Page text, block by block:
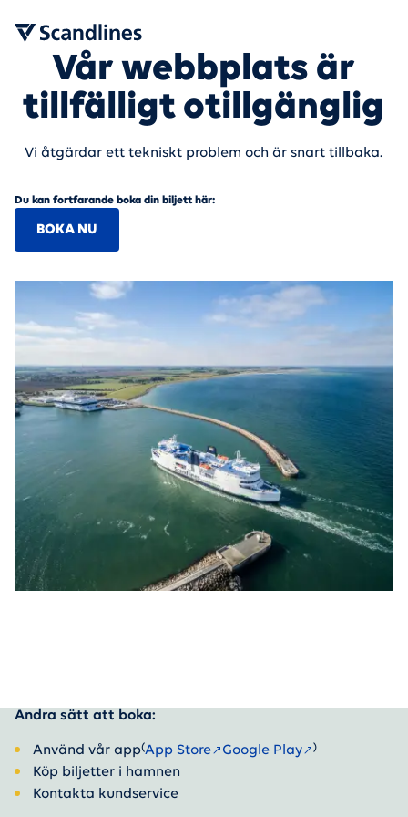
Vår webbplats är
tillfälligt otillgänglig
Vi åtgärdar ett tekniskt problem och är snart tillbaka.
Du kan fortfarande boka din biljett här:
BOKA NU
Andra sätt att boka:
Använd vår app(App Store Google Play )
Köp biljetter i hamnen
Kontakta kundservice